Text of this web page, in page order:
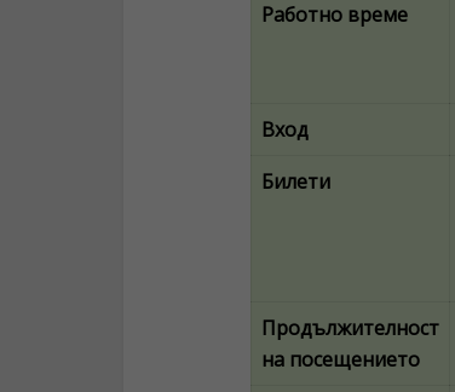
Работно време
Вход
Билети
Продължителност
на посещението